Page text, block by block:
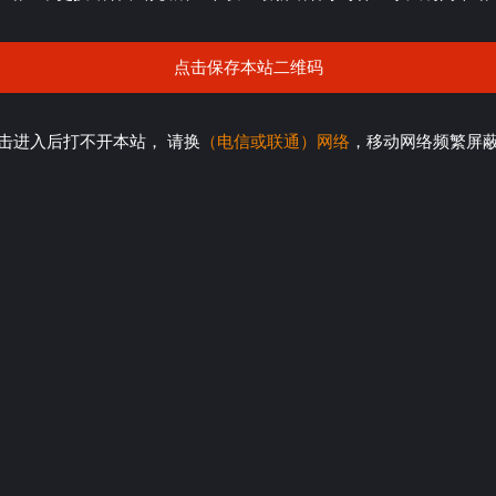
点击保存本站二维码
进入后打不开本站， 请换 （电信或联通）网络 ，移动网络频繁屏